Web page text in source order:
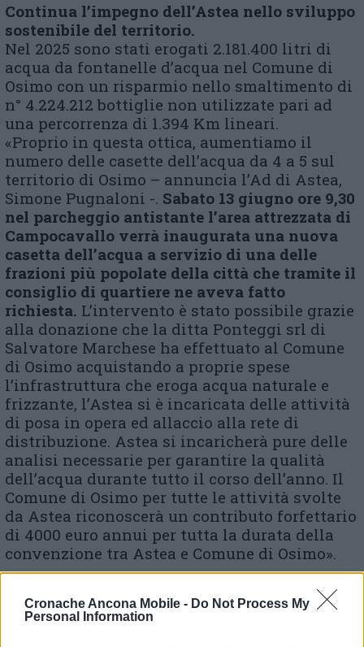
Cronache Ancona Mobile - Do Not Process My
Personal Information
Continua l’impegno dell’Astea nello sviluppo
sostenibile del territorio.
Nel 2025 sono stati erogati 2.181.400 litri di
acqua da fontanelle d’acqua nel Comune di
Osimo con un risparmio nello smaltimento di
n° 4.224.212 bottiglie non utilizzate pari ad
una percorrenza di 1.394 Km lineari.
«Proprio in questa ottica, aumentiamo il
numero delle casette dell’acqua da 4 a 5 sul
territorio di Osimo – annuncia l’Ad di Astea,
Simone Pugnaloni -. Sabato 13 giugno ore 9,30
nel parcheggio antistante l’area attrezzata di
Campocavallo verrà inaugurata una nuova
casetta dell’acqua a servizio di una delle
frazioni più popolate della città che tramite il
consiglio di quartiere ne aveva fatto
richiesta. L’intervento è stato possibile grazie
alla donazione che la ditta Ponteggi srl di
Salvatore Marchese ha effettuato al Comune
di Osimo acquistando a proprie spese
l’infrastruttura che eroga acqua naturale e
frizzante, l’Astea si è incaricata delle attività
di posa in opera ed allaccio alla rete di
distribuzione. Astea si incaricherà pure delle
analisi necessarie per garantire la qualità
dell’acqua durante tutto il corso dell’anno. Il
Comune di Osimo per tutte le attività svolte
da Astea riconoscerà un contributo forfettario
di 4000 euro annui per tutta la durata della
convenzione tra Astea e Comune di Osimo».
© RIPRODUZIONE RISERVATA